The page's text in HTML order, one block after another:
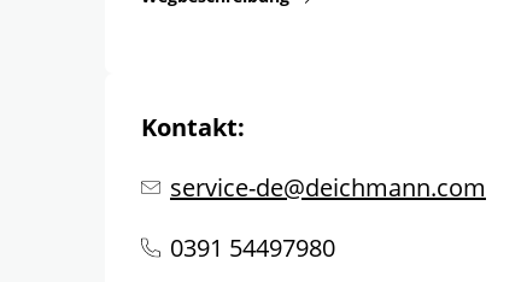
Kontakt:
service-de@deichmann.com
0391 54497980